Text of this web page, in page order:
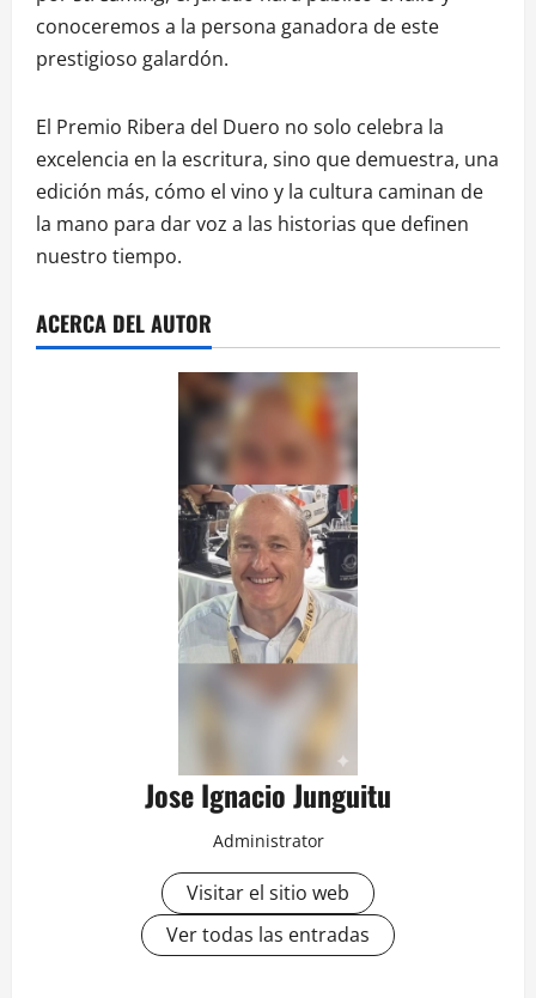
conoceremos a la persona ganadora de este
prestigioso galardón.
El Premio Ribera del Duero no solo celebra la
excelencia en la escritura, sino que demuestra, una
edición más, cómo el vino y la cultura caminan de
la mano para dar voz a las historias que definen
nuestro tiempo.
ACERCA DEL AUTOR
Jose Ignacio Junguitu
Administrator
Visitar el sitio web
Ver todas las entradas